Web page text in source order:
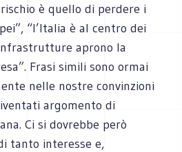
è quello di perdere i
“l’Italia è al centro dei
aprono la
Frasi simili sono ormai
nelle nostre convinzioni
argomento di
Ci si dovrebbe però
tanto interesse e,